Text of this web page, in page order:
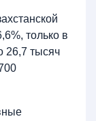
только в
26,7 тысяч